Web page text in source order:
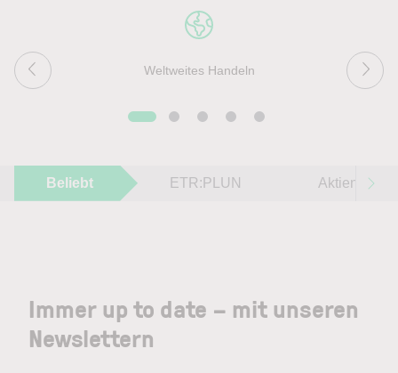
Weltweites Handeln
Beliebt ETR:PLUN Aktien im
Immer up to date – mit unseren
Newslettern